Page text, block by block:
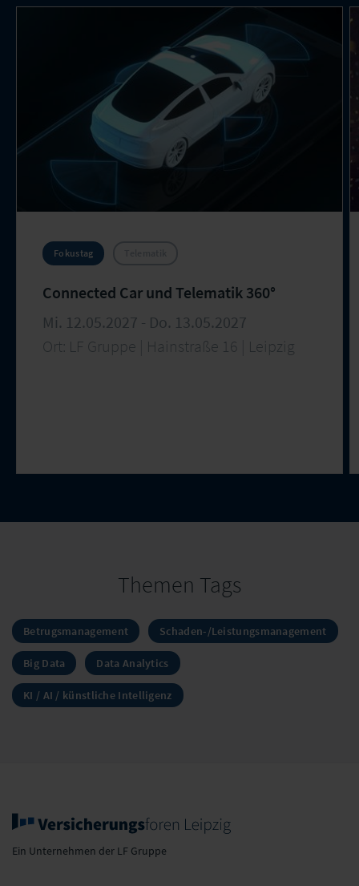
Fokustag
Connected Car und Telematik 360°
Mi. 12.05.2027 - Do. 13.05.2027
Ort: LF Gruppe | Hainstraße 16 | Leipzig
Themen Tags
Betrugsmanagement Schaden-/Leistungsmanagement
Big Data Data Analytics
KI / AI / künstliche Intelligenz
Ein Unternehmen der LF Gruppe